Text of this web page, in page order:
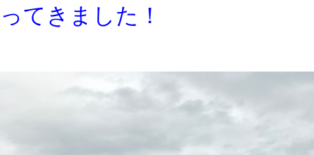
ってきました！